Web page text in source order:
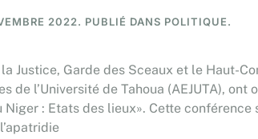
2022. PUBLIÉ DANS POLITIQUE.
Justice, Garde des Sceaux et le Haut-
de l’Université de Tahoua (AEJUTA),
Niger : Etats des lieux». Cette